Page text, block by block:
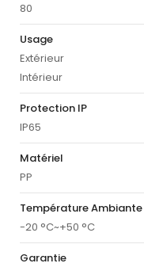
80
Usage
Extérieur
Intérieur
Protection IP
IP65
Matériel
PP
Température
-20 °C~+50 °C
Garantie